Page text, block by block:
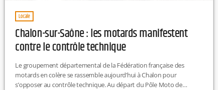
Locale
Chalon-sur-Saône : les motards manifestent
contre le contrôle technique
Le groupement départemental de la Fédération française des
motards en colère se rassemble aujourd’hui à Chalon pour
s’opposer au contrôle technique. Au départ du Pôle Moto de